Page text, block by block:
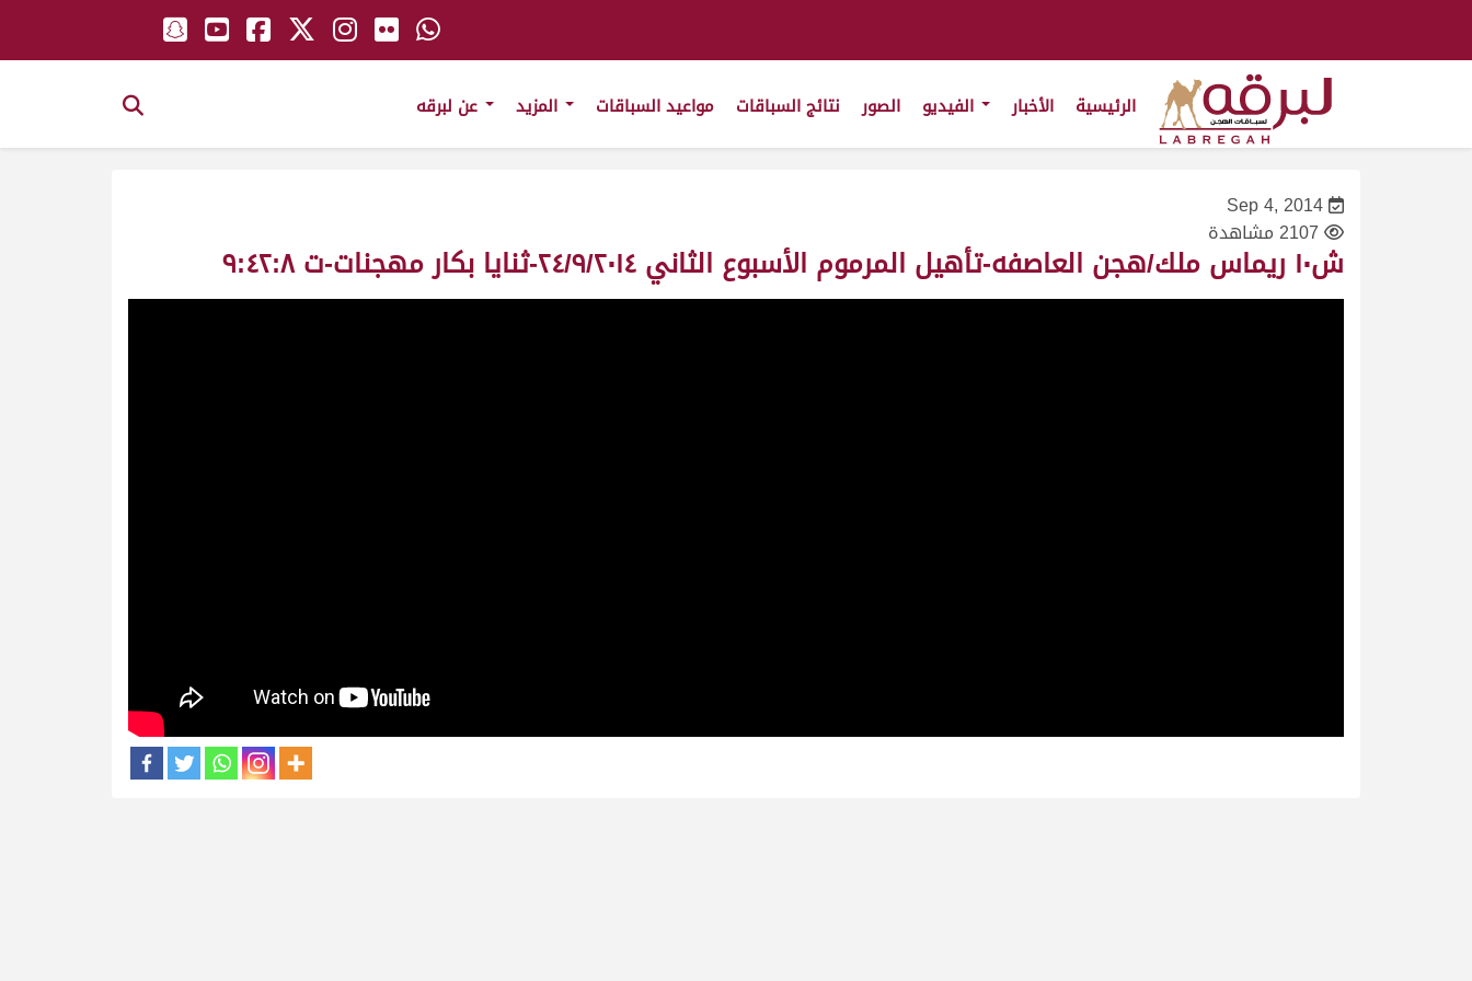
الرئيسية الأخبار الصور نتائج السباقات مواعيد السباقات
Sep 4, 2014
2107 مشاهدة
ش١٠ ريماس ملك/هجن العاصفه-تأهيل المرموم الأسبوع الثاني ٢٤/٩/٢٠١٤-ثنايا بكار مهجنات-ت ٩:٤٢:٨